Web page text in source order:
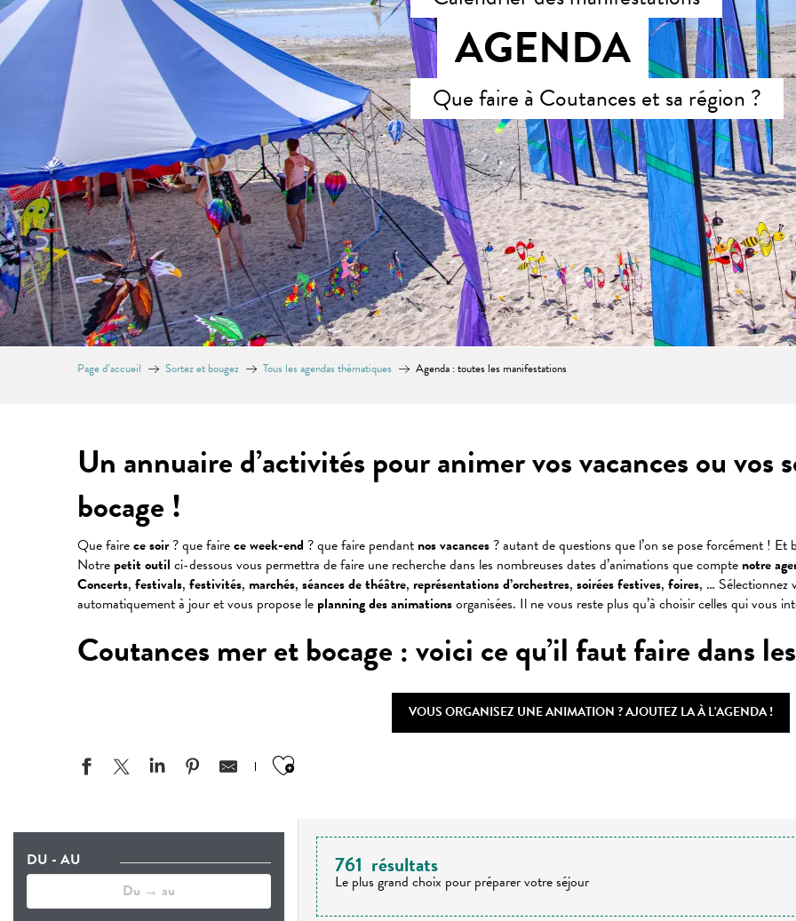
AGENDA
Que faire à Coutances et sa région ?
Page d’accueil Sortez et bougez Tous les agendas thématiques Agenda : toutes les manifestations
Un annuaire d’activités pour animer vos vacances ou vos
bocage !
Que fairece soir? que fairece week-end ? que faire pendant nos vacances? autant de questions que l’on se pose forcément !
Notre petit outil ci-dessous vous permettra de faire une recherche dans les nombreuses dates d’animations que compte notre
Concerts, festivals, festivités, marchés, séancesdethéâtre, représentationsd’orchestres, soiréesfestives, foires, … Sélectionnez
automatiquement à jour et vous propose le planning des animationsorganisées. Il ne vous reste plus qu’à choisir celles qui vous
Coutances mer et bocage : voici ce qu’il faut faire dans
VOUS ORGANISEZ UNE ANIMATION ? AJOUTEZ LA À L'AGENDA !
Ajouter aux favoris
DU - AU 761 résultats
Le plus grand choix pour préparer votre séjour